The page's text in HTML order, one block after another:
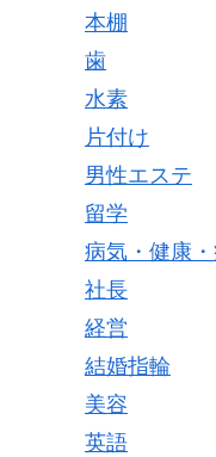
本棚
歯
水素
片付け
男性エステ
留学
病気・健康
社長
経営
結婚指輪
美容
英語